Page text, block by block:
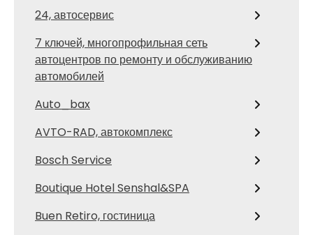
24, автосервис
7 ключей, многопрофильная сеть
автоцентров по ремонту и обслуживанию
автомобилей
Auto_bax
AVTO-RAD, автокомплекс
Bosch Service
Boutique Hotel Senshal&SPA
Buen Retiro, гостиница